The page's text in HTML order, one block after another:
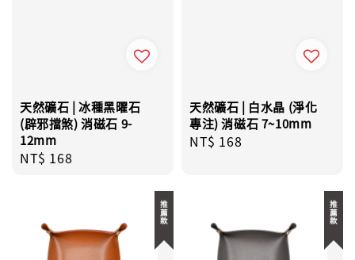
天然礦石 | 冰種黑曜石
(辟邪擋煞) 消磁石 9-
12mm
Regular
NT$ 168
天然礦石 | 白水晶 (淨化
專注) 消磁石 7~10mm
Regular
NT$ 168
推薦款 推薦款